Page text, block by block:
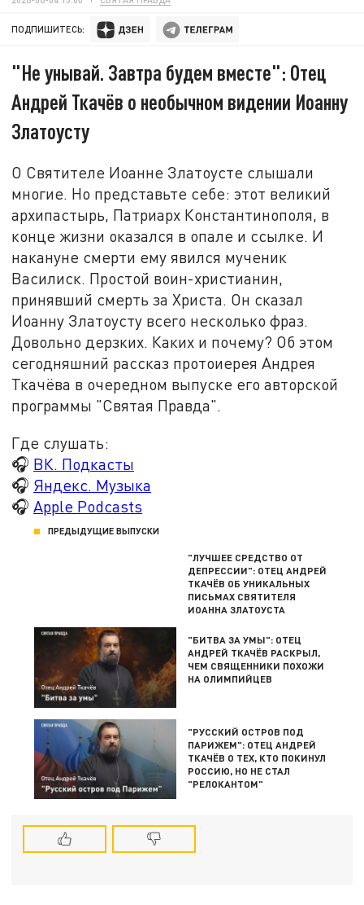
ПОДПИШИТЕСЬ:
"Не унывай. Завтра будем вместе": Отец
Андрей Ткачёв о необычном видении Иоанну
Златоусту
О Святителе Иоанне Златоусте слышали
многие. Но представьте себе: этот великий
архипастырь, Патриарх Константинополя, в
конце жизни оказался в опале и ссылке. И
накануне смерти ему явился мученик
Василиск. Простой воин-христианин,
принявший смерть за Христа. Он сказал
Иоанну Златоусту всего несколько фраз.
Довольно дерзких. Каких и почему? Об этом
сегодняшний рассказ протоиерея Андрея
Ткачёва в очередном выпуске его авторской
программы "Святая Правда".
Где слушать:
🎧 ВК. Подкасты
🎧 Яндекс. Музыка
🎧 Apple Podcasts
ПРЕДЫДУЩИЕ ВЫПУСКИ
"ЛУЧШЕЕ СРЕДСТВО ОТ
ДЕПРЕССИИ": ОТЕЦ АНДРЕЙ
ТКАЧЁВ ОБ УНИКАЛЬНЫХ
ПИСЬМАХ СВЯТИТЕЛЯ
ИОАННА ЗЛАТОУСТА
"БИТВА ЗА УМЫ": ОТЕЦ
АНДРЕЙ ТКАЧЁВ РАСКРЫЛ,
ЧЕМ СВЯЩЕННИКИ ПОХОЖИ
НА ОЛИМПИЙЦЕВ
"РУССКИЙ ОСТРОВ ПОД
ПАРИЖЕМ": ОТЕЦ АНДРЕЙ
ТКАЧЁВ О ТЕХ, КТО ПОКИНУЛ
РОССИЮ, НО НЕ СТАЛ
"РЕЛОКАНТОМ"